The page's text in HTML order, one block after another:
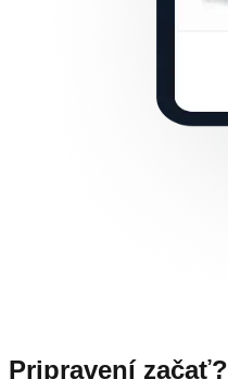
Pripravení začať?